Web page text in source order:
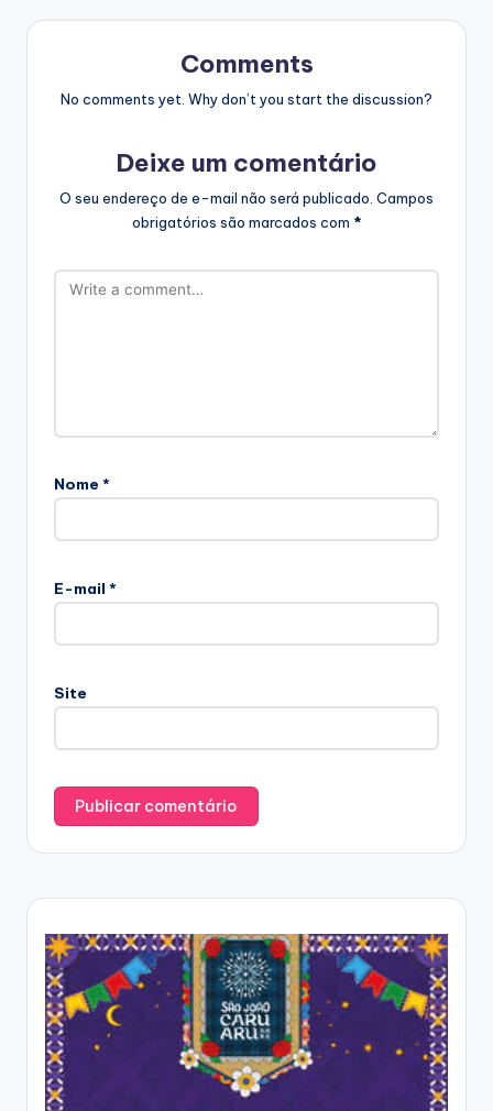
Comments
No comments yet. Why don’t you start the discussion?
Deixe um comentário
O seu endereço de e-mail não será publicado. Campos
obrigatórios são marcados com *
Nome *
E-mail *
Site